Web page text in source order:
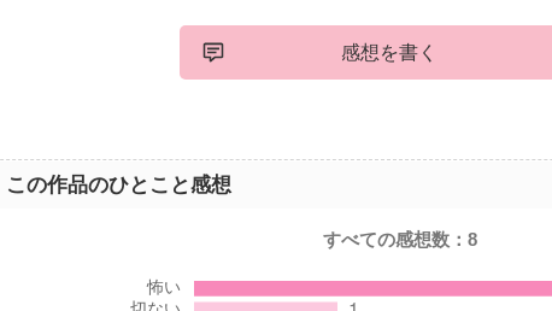
感想を書く
この作品のひとこと感想
すべての感想数：8